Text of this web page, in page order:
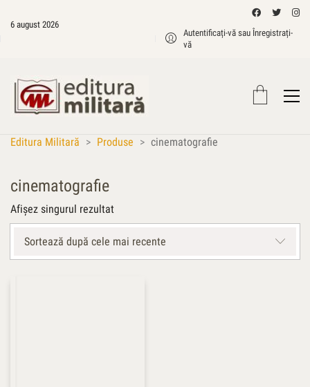
6 august 2026
Autentificați-vă sau Înregistrați-
vă
Editura Militară > Produse > cinematografie
cinematografie
Afișez singurul rezultat
Sortează după cele mai recente